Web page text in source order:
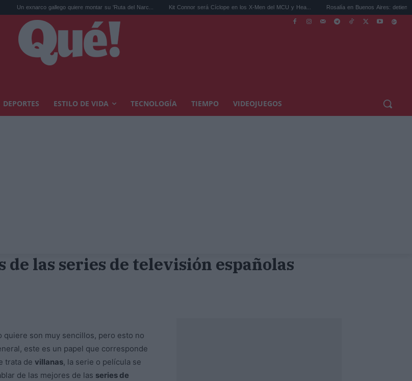
gallego quiere montar su 'Ruta del Narc... Kit Connor será Cíclope en los X-Men del MCU y Hea... Rosalía en Buenos Aires: detiene el tráfico y
DEPORTES ESTILO DE VIDA TECNOLOGÍA TIEMPO VIDEOJUEGOS
de las series de televisión españolas
quiere son muy sencillos, pero esto no
este es un papel que corresponde
trata de villanas, la serie o película se
de las mejores de las series de